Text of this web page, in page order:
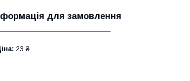
для замовлення
23 ₴